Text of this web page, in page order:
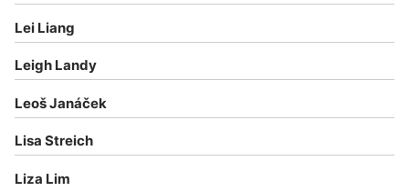
Lei Liang
Leigh Landy
Leoš Janáček
Lisa Streich
Liza Lim